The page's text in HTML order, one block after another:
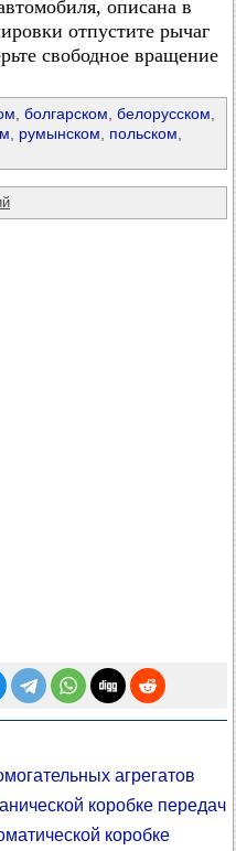
описана в
отпустите рычаг
свободное вращение
болгарском белорусском
румынском польском
агрегатов
коробке передач
коробке